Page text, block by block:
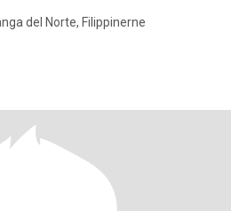
del Norte, Filippinerne